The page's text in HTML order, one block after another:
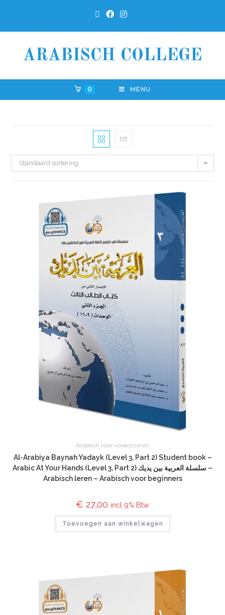
ARABISCH COLLEGE
0 MENU
Standaard sortering
Arabisch voor volwassenen
Al-Arabiya Baynah Yadayk (Level 3, Part 2) Student book –
Arabic At Your Hands (Level 3, Part 2) سلسلة العربية بين يديك –
Arabisch leren – Arabisch voor beginners
€ 27,00 incl 9% Btw
Toevoegen aan winkelwagen